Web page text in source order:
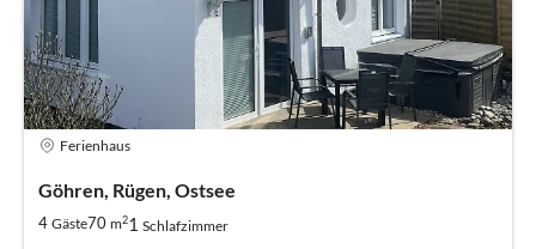
Ferienhaus
Göhren, Rügen, Ostsee
4 Gäste70 m21 Schlafzimmer